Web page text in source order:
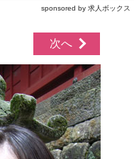
sponsored by 求人ボックス
次へ